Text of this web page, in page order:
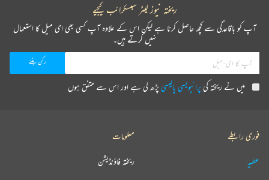
ریختہ نیوز لیٹر سبسکرائب کیجیے
آپ کو باقاعدگی سے کچھ حاصل کرنا ہے لیکن اس کے علاوہ آپ کسی بھی ای میل کا استعمال
نہیں کرتے ہیں۔
میں نے ریختہ کیپرائیویسی پالیسیپڑھ لی ہے اور اس سے متفق ہوں
فوری رابطے
عطیہ
معلومات
ریختہ فاؤنڈیشن